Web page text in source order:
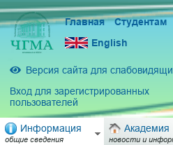
Главная Студентам
English
Версия сайта для
Вход для зарегистрированных
пользователей
Информация
общие сведения
Академия
новости и